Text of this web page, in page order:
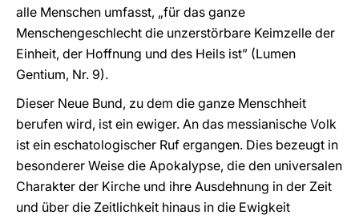
alle Menschen umfasst, „für das ganze
Menschengeschlecht die unzerstörbare Keimzelle der
Einheit, der Hoffnung und des Heils ist” (Lumen
Gentium, Nr. 9).
Dieser Neue Bund, zu dem die ganze Menschheit
berufen wird, ist ein ewiger. An das messianische Volk
ist ein eschatologischer Ruf ergangen. Dies bezeugt in
besonderer Weise die Apokalypse, die den universalen
Charakter der Kirche und ihre Ausdehnung in der Zeit
und über die Zeitlichkeit hinaus in die Ewigkeit